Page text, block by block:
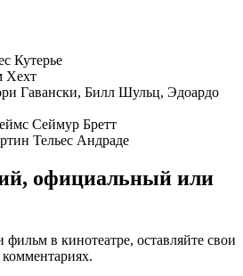
Кутерье
Хехт
Гавански, Билл Шульц, Эдоардо
Сеймур Бретт
Тельес Андраде
официальный или
в кинотеатре, оставляйте свои